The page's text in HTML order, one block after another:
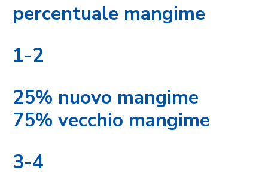
percentuale mangime
1-2
25% nuovo mangime
75% vecchio mangime
3-4